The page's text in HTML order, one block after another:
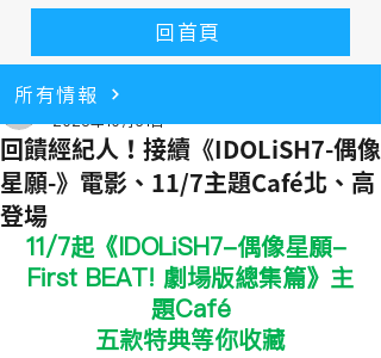
回首頁
回饋經紀人！接續《IDOLiSH7-偶像
星願-》電影、11/7主題Café北、高
登場
alice9166
2025年10月31日
11/7起《IDOLiSH7-偶像星願-
First BEAT! 劇場版總集篇》主
題Café
五款特典等你收藏
所有情報